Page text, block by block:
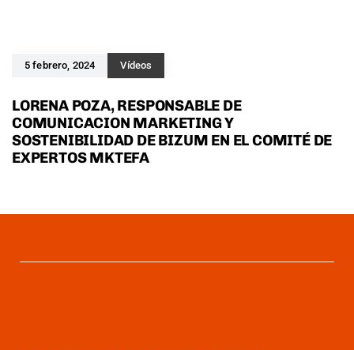
5 febrero, 2024 Vídeos
LORENA POZA, RESPONSABLE DE
COMUNICACION MARKETING Y
SOSTENIBILIDAD DE BIZUM EN EL COMITÉ DE
EXPERTOS MKTEFA